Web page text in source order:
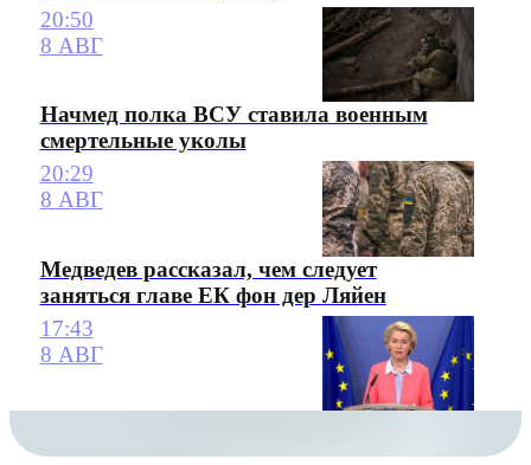
20:50
8 АВГ
Начмед полка ВСУ ставила военным
смертельные уколы
20:29
8 АВГ
Медведев рассказал, чем следует
заняться главе ЕК фон дер Ляйен
17:43
8 АВГ